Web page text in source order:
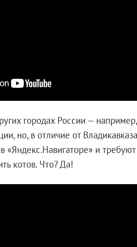
городах России —
но, в отличие от
и
котов. Что? Да!